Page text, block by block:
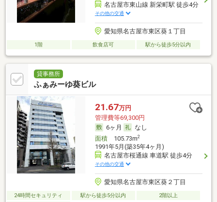
名古屋市東山線 新栄町駅 徒歩4分
その他の交通
愛知県名古屋市東区葵１丁目
1階 飲食店可 駅から徒歩5分以内
貸事務所
ふぁみーゆ葵ビル
21.67万円
管理費等69,300円
6ヶ月
なし
面積105.73m2
1991年5月(築35年4ヶ月)
名古屋市桜通線 車道駅 徒歩4分
その他の交通
愛知県名古屋市東区葵２丁目
24時間セキュリティ 駅から徒歩5分以内
2階以上